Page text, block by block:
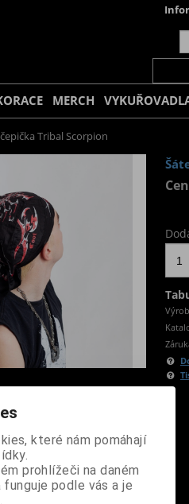
MERCH
Tribal Scorpion
které nám pomáhají
prohlížeči na daném
podle vás a je